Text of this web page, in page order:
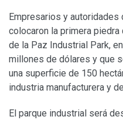
Empresarios y autoridades
colocaron la primera
de la Paz Industrial Park,
millones de dólares y que
una superficie de 150
industria manufacturera y
El parque industrial será